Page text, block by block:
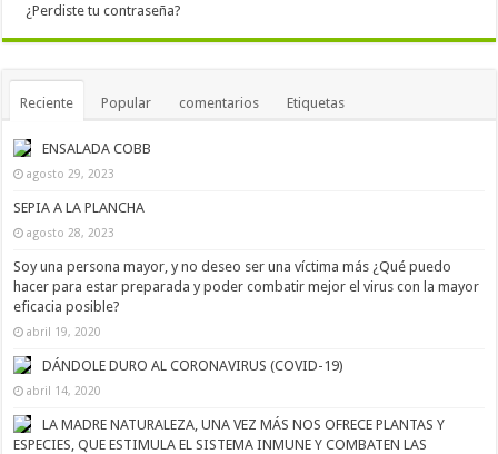
¿Perdiste tu contraseña?
Reciente Popular comentarios Etiquetas
ENSALADA COBB
agosto 29, 2023
SEPIA A LA PLANCHA
agosto 28, 2023
Soy una persona mayor, y no deseo ser una víctima más ¿Qué puedo
hacer para estar preparada y poder combatir mejor el virus con la mayor
eficacia posible?
abril 19, 2020
DÁNDOLE DURO AL CORONAVIRUS (COVID-19)
abril 14, 2020
LA MADRE NATURALEZA, UNA VEZ MÁS NOS OFRECE PLANTAS Y
ESPECIES, QUE ESTIMULA EL SISTEMA INMUNE Y COMBATEN LAS